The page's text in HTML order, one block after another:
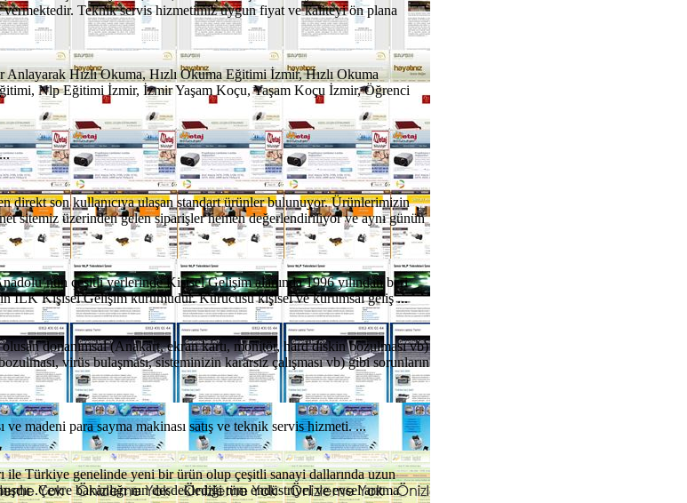
vermektedir. Teknik servis hizmetimiz uygun fiyat ve kaliteyi ön plana
Hızlı Okuma, Hızlı Okuma Eğitimi İzmir, Hızlı Okuma
Nlp Eğitimi İzmir, İzmir Yaşam Koçu, Yaşam Koçu İzmir, Öğrenci
direkt son kullanıcıya ulaşan standart ürünler bulunuyor. Ürünlerimizin
sitemiz üzerinden gelen siparişler hemen değerlendiriliyor ve aynı günün
çeşitli yerlerinde Kişisel Gelişim alanında 1996 yılından beri
İLK Kişisel Gelişim kurumudur. Kurucusu kişisel ve kurumsal geliş ...
donanımsal (Anakart, ekran kartı, monitör, hard diskin bozulması vb)
virüs bulaşması, sisteminizin kararsız çalışması vb) gibi sorunların
madeni para sayma makinası satış ve teknik servis hizmeti. ...
ile Türkiye genelinde yeni bir ürün olup çeşitli sanayi dallarında uzun
.Çevre bakanlığı nın desdeklediği tüm endüstriyel ve evsel arıtma